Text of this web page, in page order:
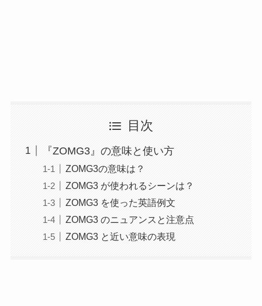
目次
『ZOMG3』の意味と使い方
ZOMG3の意味は？
ZOMG3 が使われるシーンは？
ZOMG3 を使った英語例文
ZOMG3 のニュアンスと注意点
ZOMG3 と近い意味の表現